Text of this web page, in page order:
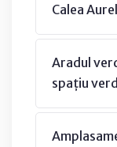
Calea
Aradul
spațiu